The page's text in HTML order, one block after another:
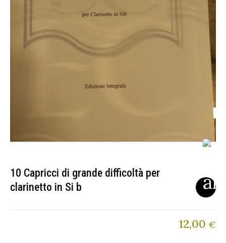
10 Capricci di grande difficoltà per
clarinetto in Si b
12,00 €